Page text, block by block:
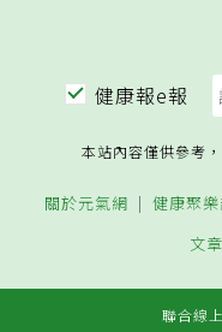
健康報e報
本站內容僅供參考
關於元氣網 健康聚
文
聯合線